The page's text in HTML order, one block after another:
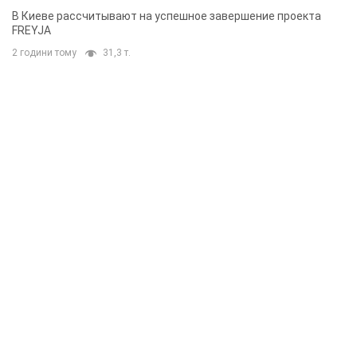
решения готовятся
В Киеве рассчитывают на успешное завершение проекта
FREYJA
2 години тому 31,3 т.